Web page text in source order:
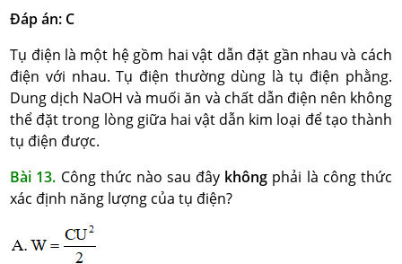
Đáp án: C
Tụ điện là một hệ gồm hai vật dẫn đặt gần nhau và cách
điện với nhau. Tụ điện thường dùng là tụ điện phằng.
Dung dịch NaOH và muối ăn và chất dẫn điện nên không
thể đặt trong lòng giữa hai vật dẫn kim loại để tạo thành
tụ điện được.
Bài 13. Công thức nào sau đây không phải là công thức
xác định năng lượng của tụ điện?